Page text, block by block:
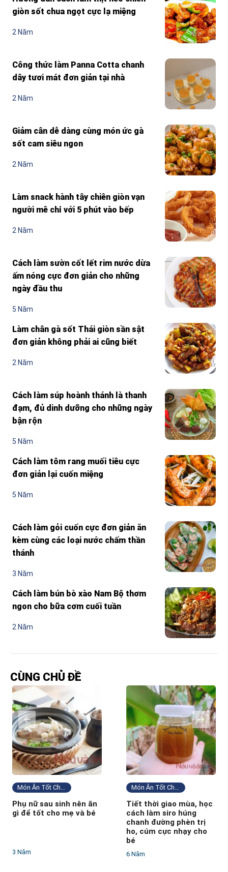
giòn sốt chua ngọt cực lạ miệng
2 Năm
Công thức làm Panna Cotta chanh
dây tươi mát đơn giản tại nhà
2 Năm
Giảm cân dễ dàng cùng món ức gà
sốt cam siêu ngon
2 Năm
Làm snack hành tây chiên giòn vạn
người mê chỉ với 5 phút vào bếp
2 Năm
Cách làm sườn cốt lết rim nước dừa
ấm nóng cực đơn giản cho những
ngày đầu thu
5 Năm
Làm chân gà sốt Thái giòn sần sật
đơn giản không phải ai cũng biết
2 Năm
Cách làm súp hoành thánh là thanh
đạm, đủ dinh dưỡng cho những ngày
bận rộn
5 Năm
Cách làm tôm rang muối tiêu cực
đơn giản lại cuốn miệng
5 Năm
Cách làm gỏi cuốn cực đơn giản ăn
kèm cùng các loại nước chấm thần
thánh
3 Năm
Cách làm bún bò xào Nam Bộ thơm
ngon cho bữa cơm cuối tuần
2 Năm
CÙNG CHỦ ĐỀ
Phụ nữ sau sinh nên ăn
gì để tốt cho mẹ và bé
3 Năm
Tiết thời giao mùa, học
cách làm siro húng
chanh đường phèn trị
ho, cúm cực nhạy cho
bé
6 Năm